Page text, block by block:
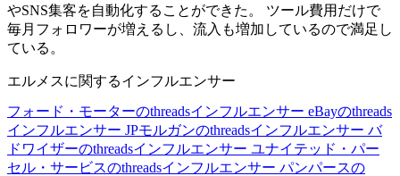
やSNS集客を自動化することができた。 ツール費用だけで
毎月フォロワーが増えるし、流入も増加しているので満足し
ている。
エルメスに関するインフルエンサー
フォード・モーターのthreadsインフルエンサー eBayのthreads
インフルエンサー JPモルガンのthreadsインフルエンサー バ
ドワイザーのthreadsインフルエンサー ユナイテッド・パー
セル・サービスのthreadsインフルエンサー パンパースの